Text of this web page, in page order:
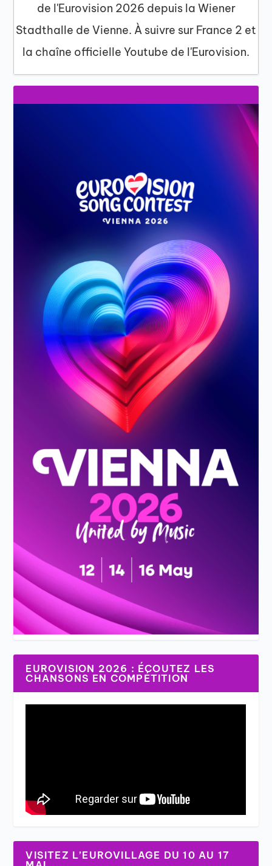
de l'Eurovision 2026 depuis la Wiener
Stadthalle de Vienne. À suivre sur France 2 et
la chaîne officielle Youtube de l'Eurovision.
EUROVISION 2026 : ÉCOUTEZ LES
CHANSONS EN COMPÉTITION
VISITEZ L’EUROVILLAGE DU 10 AU 17